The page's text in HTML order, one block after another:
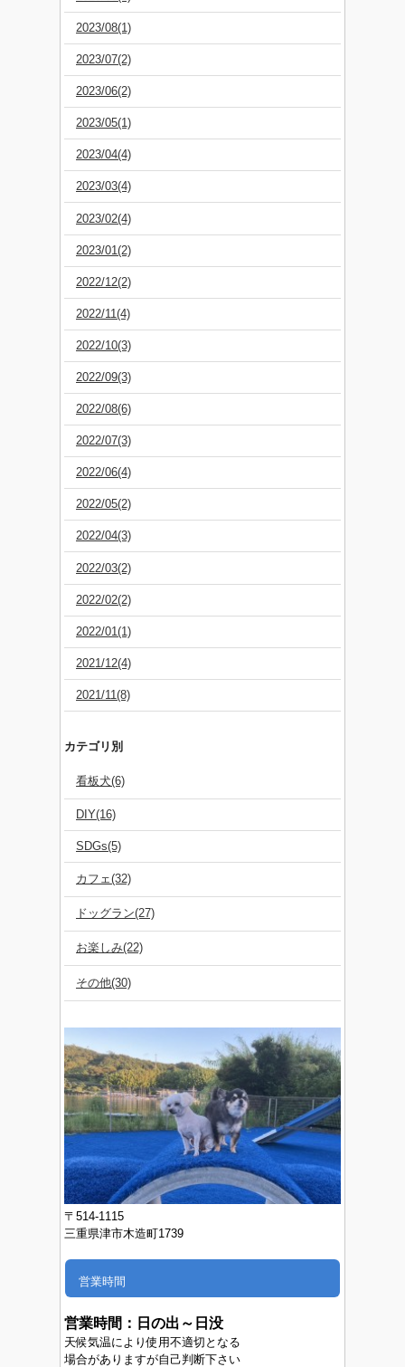
2023/08(1)
2023/07(2)
2023/06(2)
2023/05(1)
2023/04(4)
2023/03(4)
2023/02(4)
2023/01(2)
2022/12(2)
2022/11(4)
2022/10(3)
2022/09(3)
2022/08(6)
2022/07(3)
2022/06(4)
2022/05(2)
2022/04(3)
2022/03(2)
2022/02(2)
2022/01(1)
2021/12(4)
2021/11(8)
カテゴリ別
看板犬(6)
DIY(16)
SDGs(5)
カフェ(32)
ドッグラン(27)
お楽しみ(22)
その他(30)
〒514-1115
三重県津市木造町1739
営業時間
営業時間： 日の出～日没
天候気温により使用不適切となる
場合がありますが自己判断下さい